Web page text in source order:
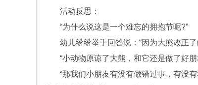
活动反思：
“为什么说这是一个难忘的拥抱节呢?”
幼儿纷纷举手回答说：“因为大熊改正了
“小动物原谅了大熊，和它还是做了好朋
“那我们小朋友有没有做错过事，有没有